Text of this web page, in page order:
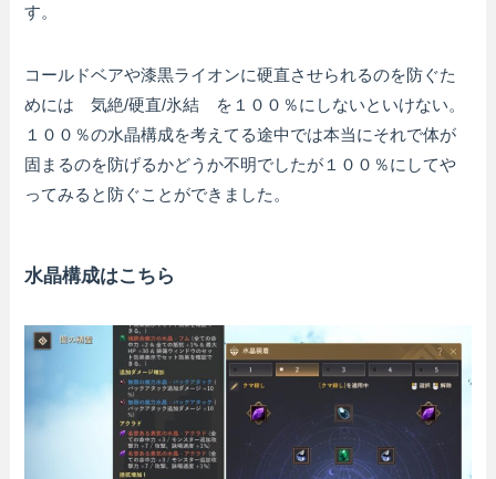
す。
コールドベアや漆黒ライオンに硬直させられるのを防ぐた
めには 気絶/硬直/氷結 を１００％にしないといけない。
１００％の水晶構成を考えてる途中では本当にそれで体が
固まるのを防げるかどうか不明でしたが１００％にしてや
ってみると防ぐことができました。
水晶構成はこちら